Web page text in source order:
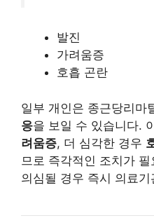
발진
가려움증
호흡 곤란
일부 개인은 종근당리마
응을 보일 수 있습니다.
려움증, 더 심각한 경우
므로 즉각적인 조치가
의심될 경우 즉시 의료